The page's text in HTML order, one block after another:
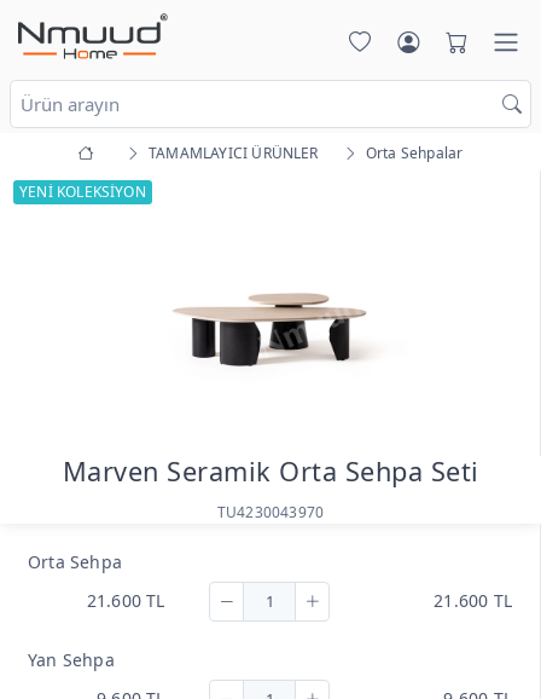
TAMAMLAYICI ÜRÜNLER
Orta Sehpalar
YENİ KOLEKSİYON
Marven Seramik Orta Sehpa Seti
TU4230043970
Orta Sehpa
21.600 TL
21.600 TL
Yan Sehpa